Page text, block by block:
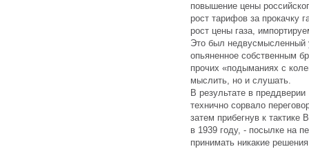
повышение цены
рост тарифов за прокачку
рост цены газа,
Это был недвусмысленный
опьяненное собственным
прочих «подыманиях с
мыслить, но и слушать.
В результате в преддверии
технично сорвало
затем прибегнув к
в 1939 году, - посылке на
принимать никакие